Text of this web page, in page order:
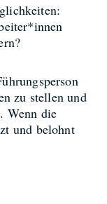
zu stellen und
Wenn die
und belohnt